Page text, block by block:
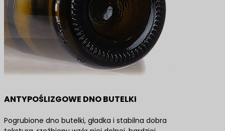
ANTYPOŚLIZGOWE DNO BUTELKI
Pogrubione dno butelki, gładka i stabilna dobra